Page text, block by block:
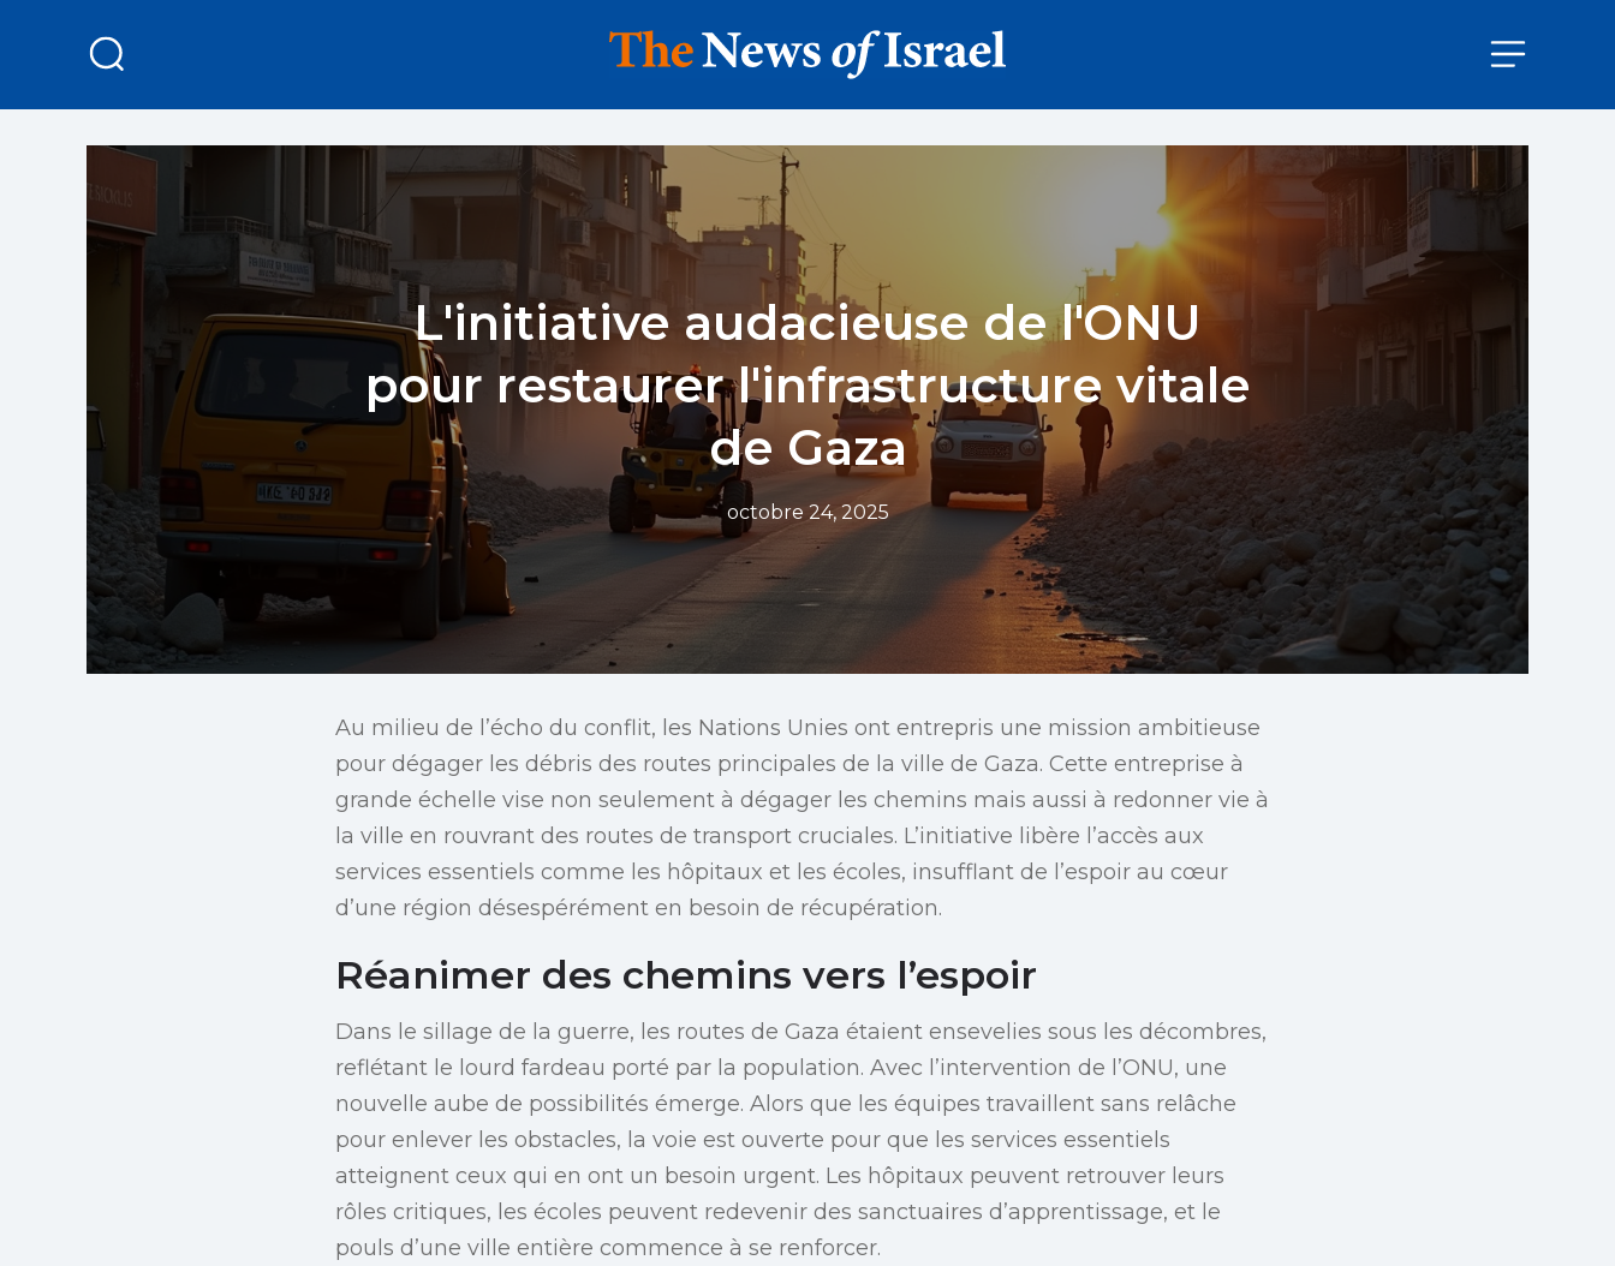
L'initiative audacieuse de l'ONU
pour restaurer l'infrastructure vitale
de Gaza
octobre 24, 2025
Au milieu de l’écho du conflit, les Nations Unies ont entrepris une mission ambitieuse
pour dégager les débris des routes principales de la ville de Gaza. Cette entreprise à
grande échelle vise non seulement à dégager les chemins mais aussi à redonner vie à
la ville en rouvrant des routes de transport cruciales. L’initiative libère l’accès aux
services essentiels comme les hôpitaux et les écoles, insufflant de l’espoir au cœur
d’une région désespérément en besoin de récupération.
Réanimer des chemins vers l’espoir
Dans le sillage de la guerre, les routes de Gaza étaient ensevelies sous les décombres,
reflétant le lourd fardeau porté par la population. Avec l’intervention de l’ONU, une
nouvelle aube de possibilités émerge. Alors que les équipes travaillent sans relâche
pour enlever les obstacles, la voie est ouverte pour que les services essentiels
atteignent ceux qui en ont un besoin urgent. Les hôpitaux peuvent retrouver leurs
rôles critiques, les écoles peuvent redevenir des sanctuaires d’apprentissage, et le
pouls d’une ville entière commence à se renforcer.